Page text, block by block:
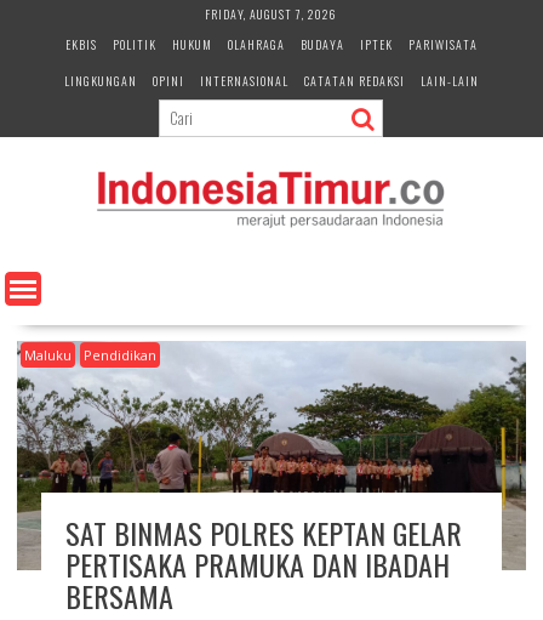
e
n
FRIDAY, AUGUST 7, 2026
EKBIS
POLITIK HUKUM OLAHRAGA BUDAYA IPTEK
PARIWISATA
LINGKUNGAN
OPINI INTERNASIONAL CATATAN REDAKSI LAIN-LAIN
Maluku Pendidikan
SAT BINMAS POLRES KEPTAN GELAR
PERTISAKA PRAMUKA DAN IBADAH
BERSAMA